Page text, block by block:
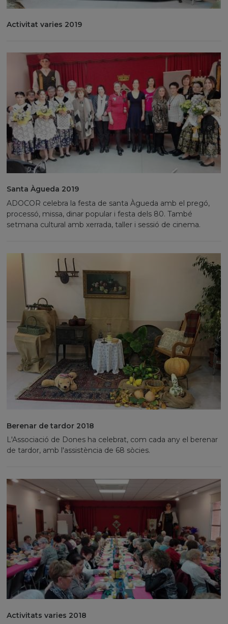
Activitat varies 2019
Santa Àgueda 2019
ADOCOR celebra la festa de santa Àgueda amb el pregó,
processó, missa, dinar popular i festa dels 80. També
setmana cultural amb xerrada, taller i sessió de cinema.
Berenar de tardor 2018
L'Associació de Dones ha celebrat, com cada any el berenar
de tardor, amb l'assistència de 68 sòcies.
Activitats varies 2018